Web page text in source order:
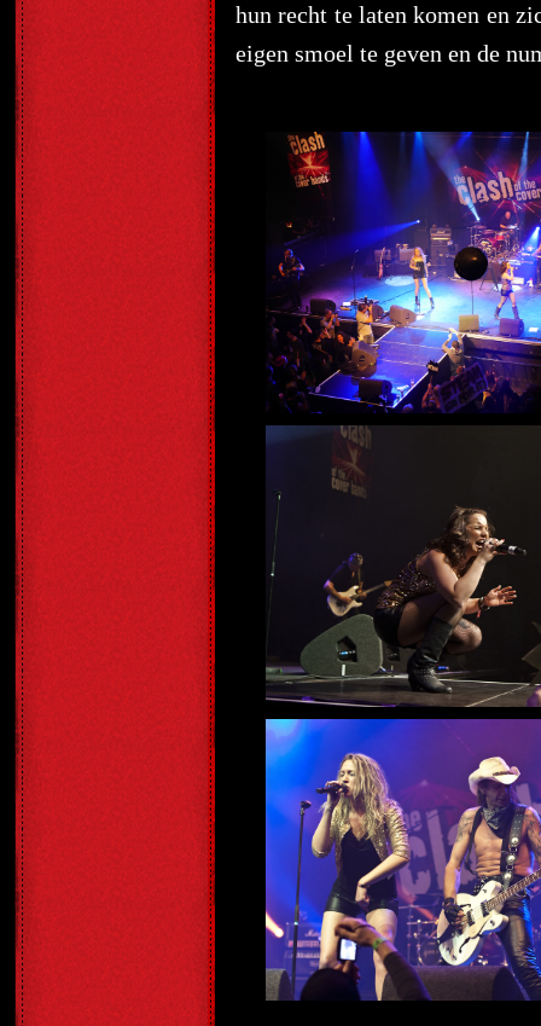
hun recht te laten komen en
eigen smoel te geven en de